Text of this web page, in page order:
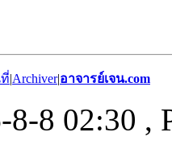
|Archiver|อาจารย์เจน.com
8-8 02:30 ,